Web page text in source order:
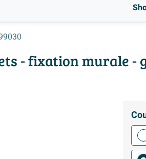
- fixation murale -